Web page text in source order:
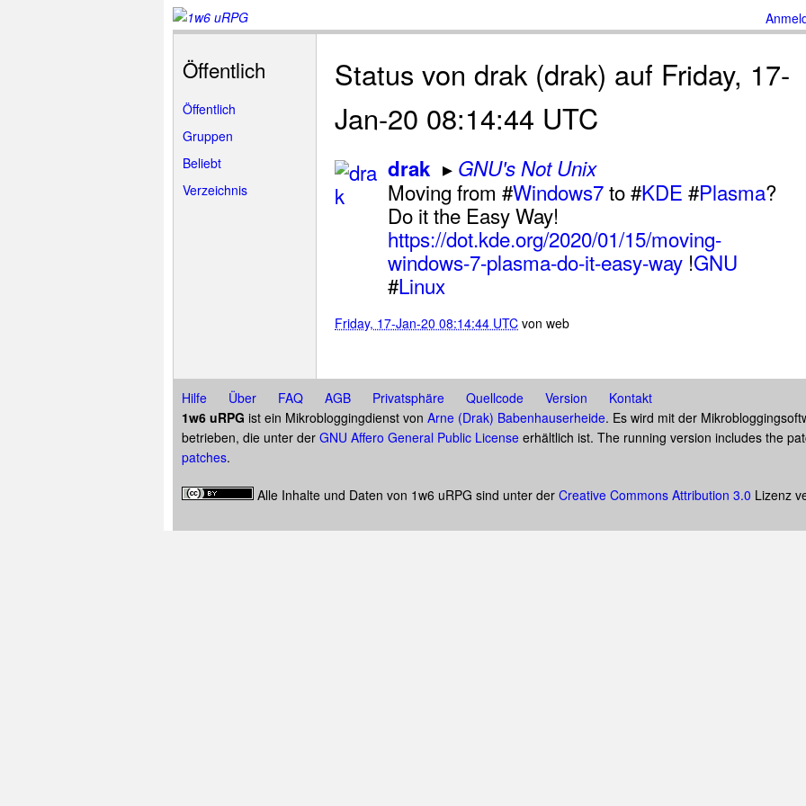
Öffentlich
Öffentlich
Gruppen
Beliebt
Verzeichnis
Status von drak (drak) auf Friday, 17-
Jan-20 08:14:44 UTC
drak GNU's Not Unix
Moving from #Windows7to #KDE #Plasma?
Do it the Easy Way!
https://dot.kde.org/2020/01/15/moving-
windows-7-plasma-do-it-easy-way !GNU
#Linux
Friday, 17-Jan-20 08:14:44 UTC von web
Hilfe Über FAQ AGB Privatsphäre Quellcode Version
Kontakt
1w6 uRPG ist ein Mikrobloggingdienst von Arne (Drak) Babenhauserheide. Es wird mit der
betrieben, die unter der GNU Affero General Public License erhältlich ist. The running version includes the
patches.
Alle Inhalte und Daten von 1w6 uRPG sind unter der Creative Commons Attribution 3.0 Lizenz